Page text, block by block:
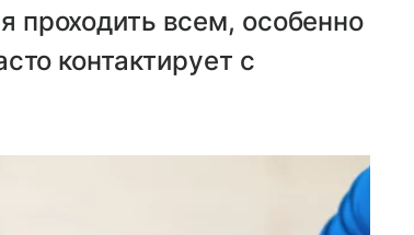
проходить всем, особенно
контактирует с